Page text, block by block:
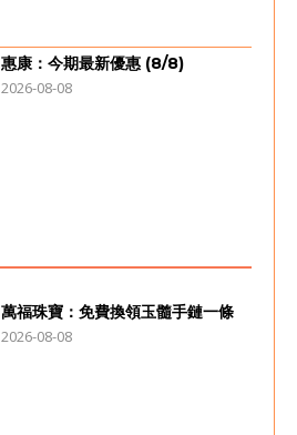
惠康：今期最新優惠 (8/8)
2026-08-08
萬福珠寶：免費換領玉髓手鏈一條
2026-08-08